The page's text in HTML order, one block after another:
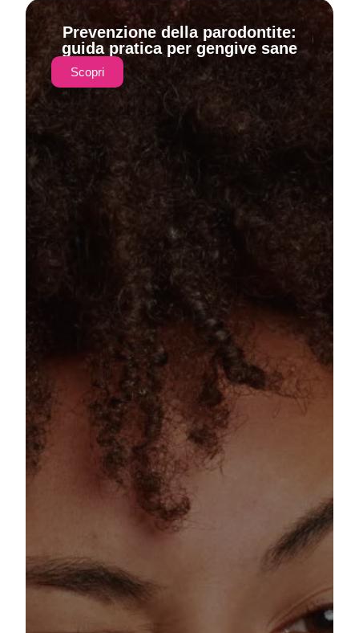
Prevenzione della parodontite:
guida pratica per gengive sane
Scopri